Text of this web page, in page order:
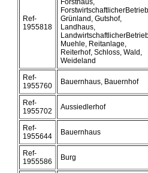
Ref-
1955818
Forsthaus,
Grünland, Gutshof,
Landhaus,
Muehle, Reitanlage,
Reiterhof, Schloss, Wald,
Weideland
Ref-
1955760
Bauernhaus, Bauernhof
Ref-
1955702
Aussiedlerhof
Ref-
1955644
Bauernhaus
Ref-
1955586
Burg